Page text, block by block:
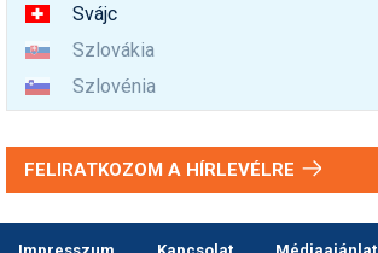
Svájc
Szlovákia
Szlovénia
FELIRATKOZOM A HÍRLEVÉLRE